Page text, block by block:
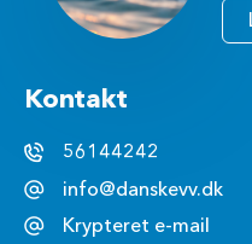
Kontakt
56144242
info@danskevv.dk
Krypteret e-mail